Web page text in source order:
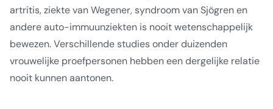
artritis, ziekte van Wegener, syndroom van Sjögren en
andere auto-immuunziekten is nooit wetenschappelijk
bewezen. Verschillende studies onder duizenden
vrouwelijke proefpersonen hebben een dergelijke relatie
nooit kunnen aantonen.